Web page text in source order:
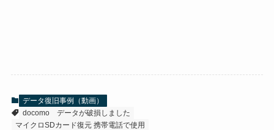
データ復旧事例（動画）
docomo
データが破損しました
マイクロSDカード復元 携帯電話で使用